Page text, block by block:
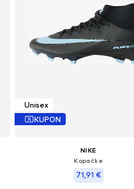
Unisex
KUPON
NIKE
Kopačke
71,91 €